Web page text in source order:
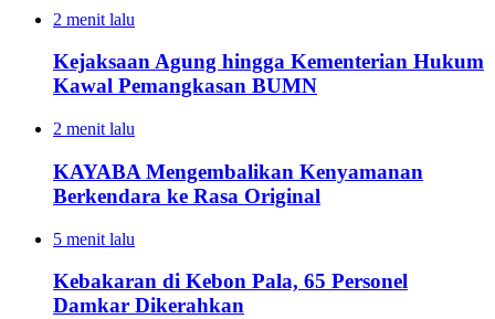
2 menit lalu
Kejaksaan Agung hingga Kementerian Hukum
Kawal Pemangkasan BUMN
2 menit lalu
KAYABA Mengembalikan Kenyamanan
Berkendara ke Rasa Original
5 menit lalu
Kebakaran di Kebon Pala, 65 Personel
Damkar Dikerahkan